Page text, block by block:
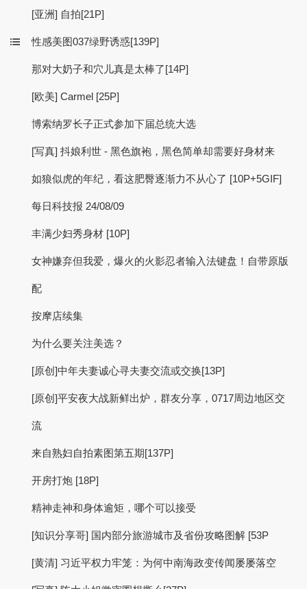
[亚洲] 自拍[21P]
性感美图037绿野诱惑[139P]
那对大奶子和穴儿真是太棒了[14P]
[欧美] Carmel [25P]
博索纳罗长子正式参加下届总统大选
[写真] 抖娘利世 - 黑色旗袍，黑色简单却需要好身材来
如狼似虎的年纪，看这肥臀逐渐力不从心了 [10P+5GIF]
每日科技报 24/08/09
丰满少妇秀身材 [10P]
女神嫌弃但我爱，爆火的火影忍者输入法键盘！自带原版
配
按摩店续集
为什么要关注美选？
[原创]中年夫妻诚心寻夫妻交流或交换[13P]
[原创]平安夜大战新鲜出炉，群友分享，0717周边地区交
流
来自熟妇自拍素图第五期[137P]
开房打炮 [18P]
精神走神和身体逾矩，哪个可以接受
[知识分享哥] 国内部分旅游城市及省份攻略图解 [53P
[黄清] 习近平权力牢笼：为何中南海政变传闻屡屡落空